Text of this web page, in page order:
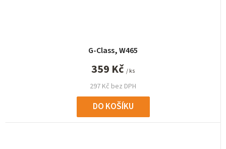
G-Class, W465
297 Kč bez DPH
359 Kč / ks
DO KOŠÍKU